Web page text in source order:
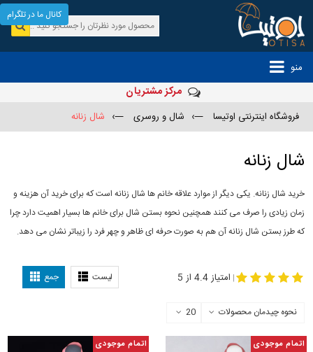
منو
مرکز مشتریان
فروشگاه اینترنتی اوتیسا —› شال و روسری —› شال زنانه
شال زنانه
خرید شال زنانه. یکی دیگر از موارد علاقه خانم ها شال زنانه است که برای خرید آن هزینه و
زمان زیادی را صرف می کنند همچنین نحوه بستن شال برای خانم ها بسیار اهمیت دارد چرا
که طرز بستن شال زنانه آن هم به صورت حرفه ای ظاهر و چهر فرد را زیباتر نشان می دهد.
لیست جمع | امتیاز 4.4 از 5
نحوه چیدمان محصولات 20
اتمام موجودی اتمام موجودی
کانال ما در تلگرام